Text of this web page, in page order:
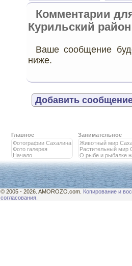
Комментарии
Курильский район
Ваше сообщение
ниже.
Добавить
Главное
Фотографии Сахалина
Фото галерея
Начало
Занимательное
Животный мир
Растительный мир
О рыбе и рыбалке
© 2005 - 2026. AMOROZO.com. Копирование и
согласования.